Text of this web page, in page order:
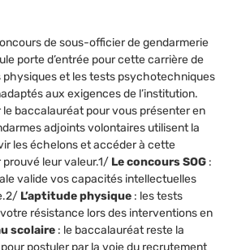
de sous-officier de gendarmerie
porte d’entrée pour cette carrière de
physiques et les tests psychotechniques
aux exigences de l’institution.
le baccalauréat pour vous présenter en
adjoints volontaires utilisent la
les échelons et accéder à cette
leur valeur.1/ Le concours SOG :
valide vos capacités intellectuelles
L’aptitude physique : les tests
résistance lors des interventions en
scolaire : le baccalauréat reste la
postuler par la voie du recrutement